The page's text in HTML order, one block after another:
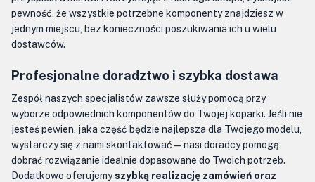
pewność, że wszystkie potrzebne komponenty znajdziesz w
jednym miejscu, bez konieczności poszukiwania ich u wielu
dostawców.
Profesjonalne doradztwo i szybka dostawa
Zespół naszych specjalistów zawsze służy pomocą przy
wyborze odpowiednich komponentów do Twojej koparki. Jeśli nie
jesteś pewien, jaka część będzie najlepsza dla Twojego modelu,
wystarczy się z nami skontaktować — nasi doradcy pomogą
dobrać rozwiązanie idealnie dopasowane do Twoich potrzeb.
Dodatkowo oferujemyszybką realizację zamówień oraz